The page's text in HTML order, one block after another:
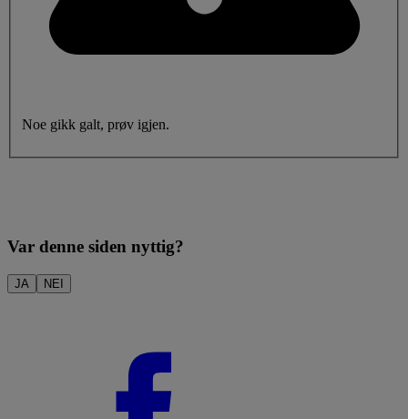
Noe gikk galt, prøv igjen.
Var denne siden nyttig?
JA NEI